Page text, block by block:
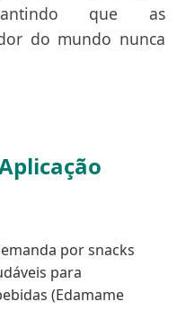
que as
do mundo nunca
por snacks
para
(Edamame